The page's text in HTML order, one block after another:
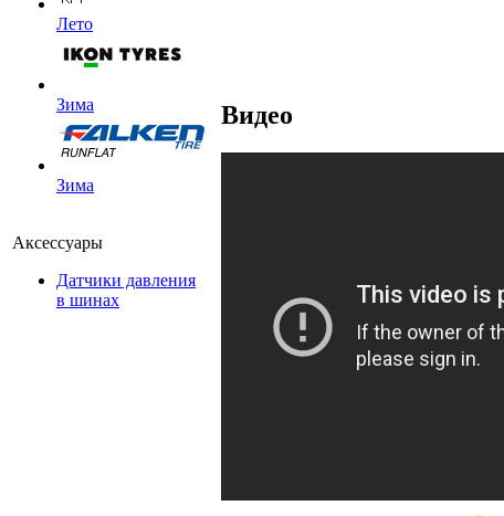
Лето
Зима
Зима
Аксессуары
Датчики давления
в шинах
Видео